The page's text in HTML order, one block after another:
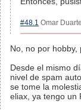
#48.1 Omar
No, no por hobby,
Desde el mismo
nivel de spam
se tome la
eliax, ya tengo un